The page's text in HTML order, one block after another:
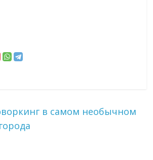
в самом необычном